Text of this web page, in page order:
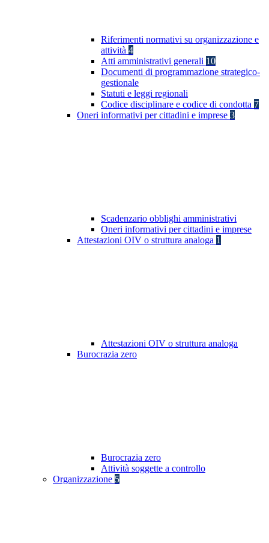
Riferimenti normativi su organizzazione e
attività 4
Atti amministrativi generali 10
Documenti di programmazione strategico-
gestionale
Statuti e leggi regionali
Codice disciplinare e codice di condotta 7
Oneri informativi per cittadini e imprese 3
Scadenzario obblighi amministrativi
Oneri informativi per cittadini e imprese
Attestazioni OIV o struttura analoga 1
Attestazioni OIV o struttura analoga
Burocrazia zero
Burocrazia zero
Attività soggette a controllo
Organizzazione 5